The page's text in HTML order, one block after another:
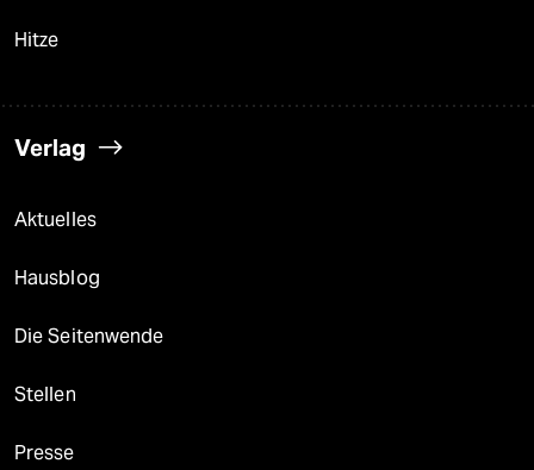
Hitze
Verlag
Aktuelles
Hausblog
Die Seitenwende
Stellen
Presse